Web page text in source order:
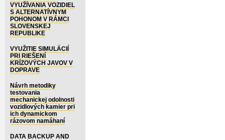
VYUŽÍVANIA VOZIDIEL
S ALTERNATÍVNYM
POHONOM V RÁMCI
SLOVENSKEJ
REPUBLIKE
VYUŽITIE SIMULÁCIÍ
PRI RIEŠENÍ
KRÍZOVÝCH JAVOV V
DOPRAVE
Návrh metodiky
testovania
mechanickej odolnosti
vozidlových kamier pri
ich dynamickom
rázovom namáhaní
DATA BACKUP AND